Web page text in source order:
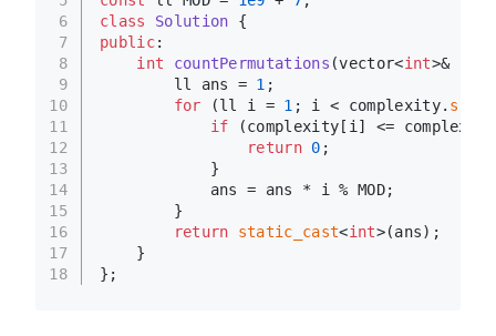
6
7
8
9
10
11
12
13
14
15
16
17
18
class
Solution {
public:
int
countPermutations (vector<int>&
        ll ans =
1 ;
for (ll i = 1 ; i < complexity. size
if (complexity[i] <=
return 0 ;
            }
            ans = ans * i % MOD;
        }
return
static_cast<int>(ans);
    }
};